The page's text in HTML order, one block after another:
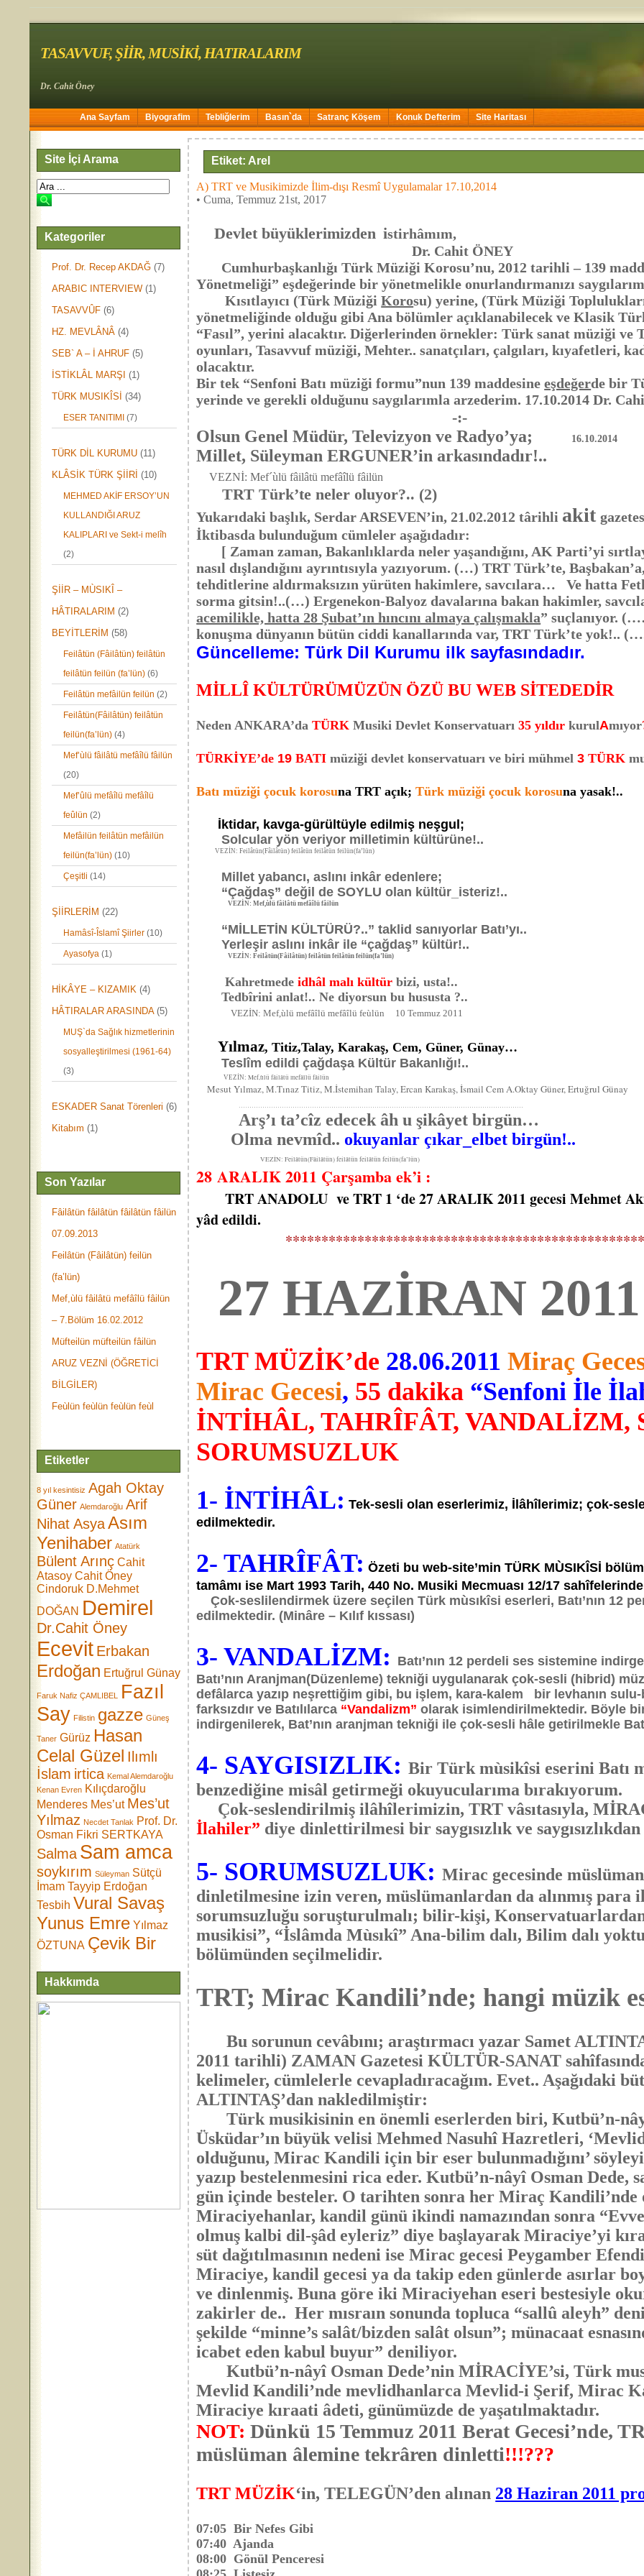
TASAVVUF, ŞİİR, MUSİKİ, HATIRALARIM
Dr. Cahit Öney
Ana Sayfam Biyografim Tebliğlerim Basın`da Satranç Köşem Konuk Defterim Site Haritası
Site İçi Arama
Kategoriler
Prof. Dr. Recep AKDAĞ (7)
ARABIC INTERVIEW (1)
TASAVVÛF (6)
HZ. MEVLÂNÂ (4)
SEB` A – İ AHRUF (5)
İSTİKLÂL MARŞI (1)
TÜRK MUSIKÎSİ (34)
ESER TANITIMI (7)
TÜRK DİL KURUMU (11)
KLÂSİK TÜRK ŞİİRİ (10)
MEHMED AKİF ERSOY’UN
KULLANDIĞI ARUZ
KALIPLARI ve Sekt-i melîh
(2)
ŞİİR – MÙSIKÎ –
HÂTIRALARIM (2)
BEYİTLERİM (58)
Feilâtün (Fâilâtün) feilâtün
feilâtün feilün (fa’lün) (6)
Feilâtün mefâilün feilün (2)
Feilâtün(Fâilâtün) feilâtün
feilün(fa’lün) (4)
Mef’ùlü fâilâtü mefâîlü fâilün
(20)
Mef’ûlü mefâîlü mefâîlü
feûlün (2)
Mefâilün feilâtün mefâilün
feilün(fa’lün) (10)
Çeşitli (14)
ŞİİRLERİM (22)
Hamâsî-Îslamî Şiirler (10)
Ayasofya (1)
HİKÂYE – KIZAMIK (4)
HÂTIRALAR ARASINDA(5)
MUŞ`da Sağlık hizmetlerinin
sosyalleştirilmesi (1961-64)
(3)
ESKADER Sanat Törenleri (6)
Kitabım (1)
Son Yazılar
Fâilâtün fâilâtün fâilâtün fâilün
07.09.2013
Feilâtün (Fâilâtün) feilün
(fa’lün)
Mef,ùlü fâilâtü mefâîlü fâilün
– 7.Bölüm 16.02.2012
Müfteilün müfteilün fâilün
ARUZ VEZNİ (ÖĞRETİCİ
BİLGİLER)
Feùlün feùlün feùlün feùl
Etiketler
8 yıl kesintisiz Agah Oktay
Güner Alemdaroğlu Arif
Nihat AsyaAsım
Yenihaber Atatürk
Bülent Arınç Cahit
Atasoy Cahit Öney
Cindoruk D.Mehmet
DOĞAN Demirel
Dr.Cahit Öney
Ecevit Erbakan
Erdoğan Ertuğrul Günay
Faruk Nafiz ÇAMLIBEL
Fazıl
Say Filistin gazze Güneş
Taner Gürüz Hasan
Celal Güzel Ilımlı
İslam irtica Kemal Alemdaroğlu
Kenan Evren Kılıçdaroğlu
Menderes Mes’ut Mes’ut
Yılmaz Necdet Tanlak Prof. Dr.
Osman Fikri SERTKAYA
Salma Sam amca
soykırım Süleyman Sütçü
İmam Tayyip Erdoğan
Tesbih Vural Savaş
Yunus Emre Yılmaz
ÖZTUNA Çevik Bir
Hakkımda
Etiket: Arel
A) TRT ve Musikimizde İlim-dışı Resmî Uygulamalar 17.10,2014
• Cuma, Temmuz 21st, 2017
Devlet büyüklerimizden istirhâmım,
Dr. Cahit ÖNEY
Cumhurbaşkanlığı Türk Müziği Korosu’nu, 2012 tarihli – 139
Yönetmeliği” eşdeğerinde bir yönetmelikle onurlandırmanızı
Kısıtlayıcı (Türk MüziğiKorosu) yerine, (Türk Müziği
yönetmeliğinde olduğu gibi Ana bölümler açıklanabilecek ve Klasik
“Fasıl”, yerini alacaktır. Diğerlerinden örnekler: Türk sanat müziği
oyunları, Tasavvuf müziği, Mehter.. sanatçıları, çalgıları, kıyafetleri,
olacaktır.
Bir tek “Senfoni Batı müziği formu”nun 139 maddesineeşdeğerde bir
yerinde ve gerekli olduğunu saygılarımla arzederim. 17.10.2014 Dr.
-:-
Olsun Genel Müdür, Televizyon ve Radyo’ya; 16.10.2014
Millet, Süleyman ERGUNER’in arkasındadır!..
VEZNİ: Mef´ùlü fâilâtü mefâîlü fâilün
TRT Türk’te neler oluyor?.. (2)
Yukarıdaki başlık, Serdar ARSEVEN’in, 21.02.2012 târihli akit
İktibasda bulunduğum cümleler aşağıdadır:
[ Zaman zaman, Bakanlıklarda neler yaşandığını, AK Parti’yi
nasıl dışlandığını ayrıntısıyla yazıyorum. (…) TRT Türk’te,
tehditlerine aldırmaksızın yürüten hakimlere, savcılara… Ve hatta
sorma gitsin!..(…) Ergenekon-Balyoz davalarına bakan hakimler,
acemilikle, hatta 28 Şubat’ın hıncını almaya çalışmakla” suçlanıyor.
konuşma dünyanın bütün ciddi kanallarında var, TRT Türk’te yok!..
Güncelleme: Türk Dil Kurumu ilk sayfasındadır.
MİLLÎ KÜLTÜRÜMÜZÜN ÖZÜ BU WEB SİTEDEDİR
Neden ANKARA’daTÜRK Musiki Devlet Konservatuarı35 yıldır kurulAmıyor
TÜRKİYE’de 19 BATImüziği devlet konservatuarı ve biri mühmel3 TÜRK
Batı müziği çocuk korosuna TRT açık;Türk müziği çocuk korosuna yasak!..
İktidar, kavga-gürültüyle edilmiş neşgul;
Solcular yön veriyor milletimin kültürüne!..
VEZİN: Feilâtün(Fâilâtün) feilâtün feilâtün feilün(fa’lün)
Millet yabancı, aslını inkâr edenlere;
“Çağdaş” değil de SOYLU olan kültür_isteriz!..
VEZİN: Mef,ùlü fâilâtü mefâîlü fâilün
“MİLLETİN KÜLTÜRÜ?..” taklid sanıyorlar Batı’yı..
Yerleşir aslını inkâr ile “çağdaş” kültür!..
VEZİN: Feilâtün(Fâilâtün) feilâtün feilâtün feilün(fa’lün)
Kahretmedeidhâl malı kültür bizi, usta!..
Tedbîrini anlat!.. Ne diyorsun bu hususta ?..
VEZİN: Mef,ùlü mefâîlü mefâîlü feùlün 10 Temmuz 2011
Yılmaz, Titiz,Talay, Karakaş, Cem, Güner, Günay…
Teslîm edildi çağdaşa Kültür Bakanlığı!..
VEZİN:Mef,ùlü fâilâtü mefâîlü fâilün
Mesut Yılmaz, M.Tınaz Titiz, M.İstemihan Talay, Ercan Karakaş, İsmail Cem A.Oktay Güner, Ertuğrul Günay
……………………………………………………………………………………………………………………
Arş’ı ta’cîz edecek âh u şikâyet birgün…
Olma nevmîd.. okuyanlar çıkar_elbet birgün!..
VEZİN: Feilâtün(Fâilâtün) feilâtün feilâtün feilün(fa’lün)
28 ARALIK 2011 Çarşamba ek’i :
TRT ANADOLU ve TRT 1 ‘de 27 ARALIK 2011 gecesi Mehmet
yâd edildi.
27 HAZİRAN
TRT MÜZİK’de 28.06.2011 Miraç
Mirac Gecesi, 55 dakika “Senfoni İle
İNTİHÂL, TAHRÎFÂT, VANDALİZM,
SORUMSUZLUK
1- İNTİHÂL: Tek-sesli olan eserlerimiz, İlâhîlerimiz; çok-
edilmektedir.
2- TAHRÎFÂT: Özeti bu web-site’min TÜRK MÙSIKÎSİ
tamâmı ise Mart 1993 Tarih, 440 No. Musiki Mecmuası 12/17
Çok-seslilendirmek üzere seçilen Türk mùsıkîsi eserleri, Batı’nın 12
edilmektedir. (Minâre – Kılıf kıssası)
3- VANDALİZM:
Batı’nın 12 perdeli ses sistemine
Batı’nın Aranjman(Düzenleme) tekniği uygulanarak çok-sesli (hibrid)
defâlarca yazıp neşrettiğim gibi, bu işlem, kara-kalem bir levhanın
farksızdır ve Batılılarca “Vandalizm” olarak isimlendirilmektedir. Böyle
indirgenilerek, Bat’nın aranjman tekniği ile çok-sesli hâle getirilmekle
4- SAYGISIZLIK: Bir Türk mùsikîsi eserini Batı
benzediğine misâl getirmeği okuyucularıma bırakıyorum.
Çok-seslendirilmiş ilâhîlerimizin, TRT vâsıtasıyla,
İlahiler” diye dinlettirilmesi bir saygısızlık ve
5- SORUMSUZLUK: Mirac gecesinde
dinletilmesine izin veren, müslümanlardan da alınmış
sorumsuzluğu soruşturulmalı; bilir-kişi,
musikisi”, “İslâmda Mùsıkî” Ana-bilim dalı, Bilim dalı
bölümünden seçilmelidir.
TRT; Mirac Kandili’nde; hangi müzik
Bu sorunun cevâbını; araştırmacı yazar Samet
2011 tarihli) ZAMAN Gazetesi KÜLTÜR-SANAT
kelimeler, cümlelerle cevapladıracağım. Evet.. Aşağıdaki
ALTINTAŞ’dan nakledilmiştir:
Türk musikisinin en önemli eserlerden biri, Kutbü’n-
Üsküdar’ın büyük velisi Mehmed Nasuhî Hazretleri,
olduğunu, Mirac Kandili için bir eser bulunmadığını’
yazıp bestelenmesini rica eder. Kutbü’n-nâyî Osman Dede,
gün içinde besteler. O tarihten sonra her Miraç Kandili’nde
Miraciyehanlar, kandil günü ikindi namazından sonra
olmuş kalbi dil-şâd eyleriz” diye başlayarak Miraciye’yi
süt dağıtılmasının nedeni ise Mirac gecesi Peygamber
Miraciye, kandil gecesi ya da takip eden günlerde asırlar
ve dinlenmiş. Buna göre iki Miraciyehan eseri bestesiyle
zakirler de.. Her mısraın sonunda topluca “sallû aleyh”
şekilde “minne’s salât/bizden salât olsun”; münacaat
icabet eden kabul buyur” deniliyor.
Kutbü’n-nâyî Osman Dede’nin MİRACİYE’si, Türk
Mevlid Kandili’nde mevlidhanlarca Mevlid-i Şerif, Mirac
Miraciye kıraati âdeti, günümüzde de yaşatılmaktadır.
NOT: Dünkü 15 Temmuz 2011 Berat Gecesi’nde,
müslüman âlemine tekrâren dinletti!!!???
TRT MÜZİK‘in, TELEGÜN’den alınan 28 Haziran 2011
07:05 Bir Nefes Gibi
07:40 Ajanda
08:00 Gönül Penceresi